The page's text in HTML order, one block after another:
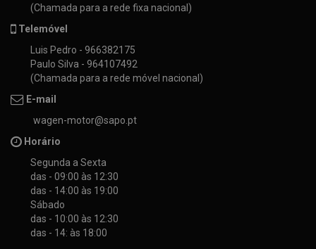
(Chamada para a rede fixa nacional)
Telemóvel
Luis Pedro - 966382175
Paulo Silva - 964107492
(Chamada para a rede móvel nacional)
E-mail
wagen-motor@sapo.pt
Horário
Segunda a Sexta
das - 09:00 às 12:30
das - 14:00 às 19:00
Sábado
das - 10:00 às 12:30
das - 14: às 18:00